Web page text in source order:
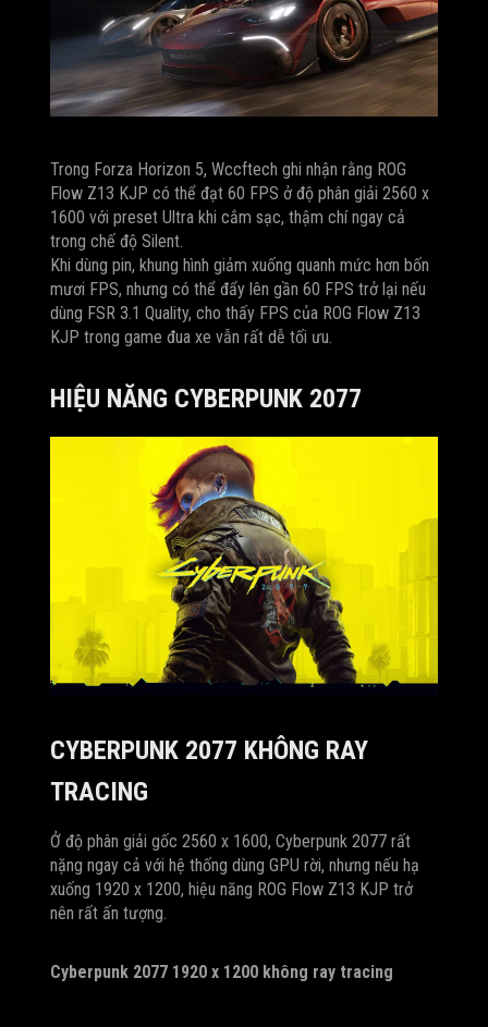
Trong Forza Horizon 5, Wccftech ghi nhận rằng ROG
Flow Z13 KJP có thể đạt 60 FPS ở độ phân giải 2560 x
1600 với preset Ultra khi cắm sạc, thậm chí ngay cả
trong chế độ Silent.
Khi dùng pin, khung hình giảm xuống quanh mức hơn bốn
mươi FPS, nhưng có thể đẩy lên gần 60 FPS trở lại nếu
dùng FSR 3.1 Quality, cho thấy FPS của ROG Flow Z13
KJP trong game đua xe vẫn rất dễ tối ưu.
HIỆU NĂNG CYBERPUNK 2077
CYBERPUNK 2077 KHÔNG RAY
TRACING
Ở độ phân giải gốc 2560 x 1600, Cyberpunk 2077 rất
nặng ngay cả với hệ thống dùng GPU rời, nhưng nếu hạ
xuống 1920 x 1200, hiệu năng ROG Flow Z13 KJP trở
nên rất ấn tượng.
Cyberpunk 2077 1920 x 1200 không ray tracing